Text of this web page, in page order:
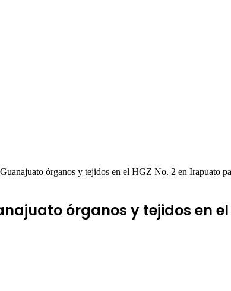
órganos y tejidos en el HGZ No. 2 en Irapuato
órganos y tejidos en